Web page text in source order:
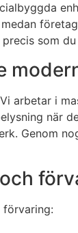
som
i
Genom